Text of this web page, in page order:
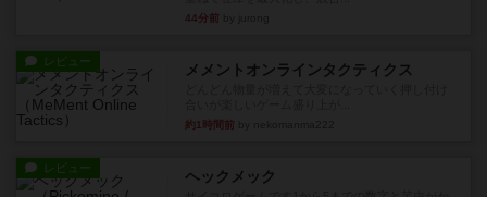
44分前
レビュー メメントオンラインタクティクス
約1時間前
レビュー ヘックメック